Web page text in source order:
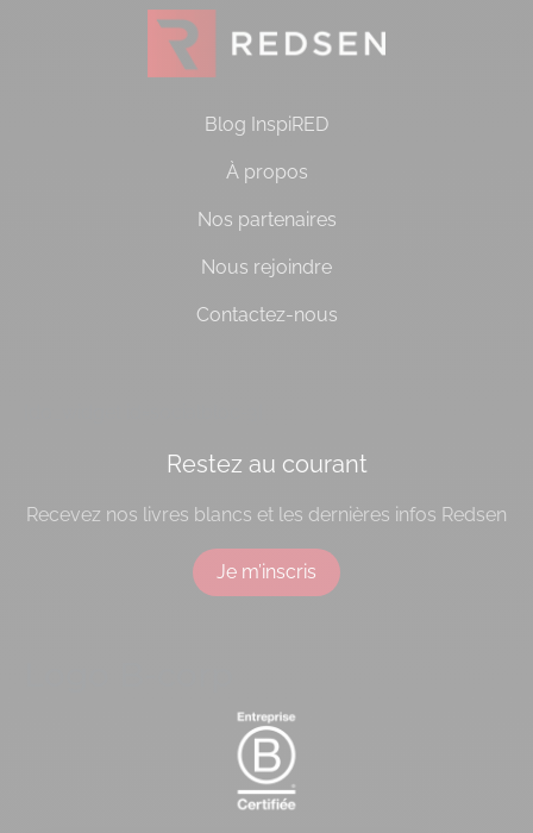
Blog InspiRED
À propos
Nos partenaires
Nous rejoindre
Contactez-nous
Restez au courant
Recevez nos livres blancs et les dernières infos Redsen
Je m’inscris